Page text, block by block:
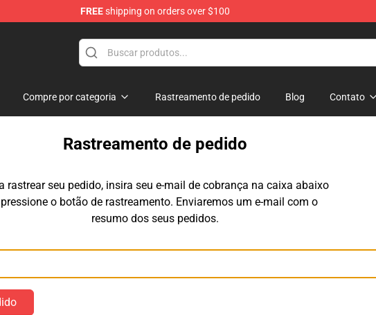
FREEshipping on orders over $100
Compre por categoria Rastreamento de pedido Blog Contato
Rastreamento de pedido
rastrear seu pedido, insira seu e-mail de cobrança na caixa abaixo
o botão de rastreamento. Enviaremos um e-mail com o
resumo dos seus pedidos.